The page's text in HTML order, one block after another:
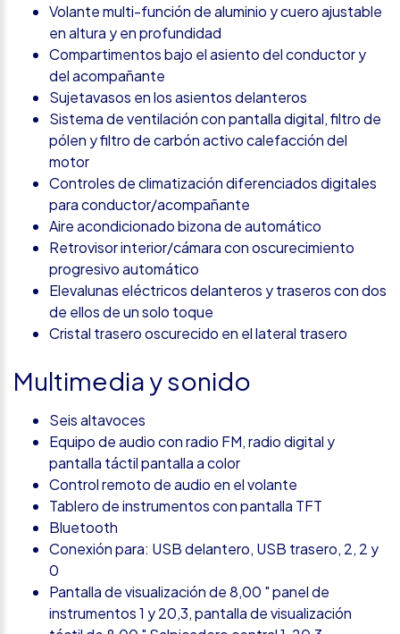
Volante multi-función de aluminio y cuero ajustable
en altura y en profundidad
Compartimentos bajo el asiento del conductor y
del acompañante
Sujetavasos en los asientos delanteros
Sistema de ventilación con pantalla digital, filtro de
pólen y filtro de carbón activo calefacción del
motor
Controles de climatización diferenciados digitales
para conductor/acompañante
Aire acondicionado bizona de automático
Retrovisor interior/cámara con oscurecimiento
progresivo automático
Elevalunas eléctricos delanteros y traseros con dos
de ellos de un solo toque
Cristal trasero oscurecido en el lateral trasero
Multimedia y sonido
Seis altavoces
Equipo de audio con radio FM, radio digital y
pantalla táctil pantalla a color
Control remoto de audio en el volante
Tablero de instrumentos con pantalla TFT
Bluetooth
Conexión para: USB delantero, USB trasero, 2, 2 y
0
Pantalla de visualización de 8,00 " panel de
instrumentos 1 y 20,3, pantalla de visualización